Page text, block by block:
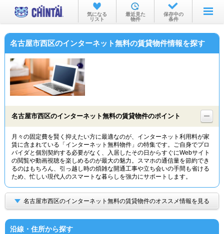
お部屋を探す
沿線・駅から
物件特集から
TOP
気になる
リスト
最近見た
物件
保存中の
条件
名古屋市西区のインターネット無料の賃貸物件情報を探す
名古屋市西区のインターネット無料の賃貸物件のポイント
月々の固定費を賢く抑えたい方に最適なのが、インターネット利用料が家
賃に含まれている「インターネット無料物件」の特集です。ご自身でプロ
バイダと個別契約する必要がなく、入居したその日からすぐにWebサイト
の閲覧や動画視聴を楽しめるのが最大の魅力。スマホの通信量を節約でき
るのはもちろん、引っ越し時の煩雑な開通工事や立ち会いの手間も省ける
ため、忙しい現代人のスマートな暮らしを強力にサポートします。
名古屋市西区のインターネット無料の賃貸物件のオススメ情報を見る
沿線・住所から探す